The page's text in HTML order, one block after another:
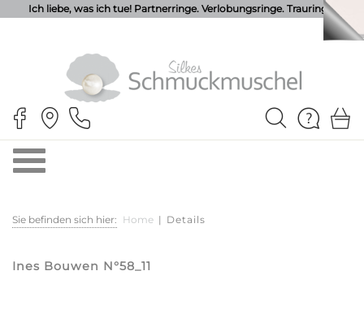
Ich liebe, was ich tue! Partnerringe. Verlobungsringe. Trauringe.
Sie befinden sich hier: Home | Details
Ines Bouwen N°58_11